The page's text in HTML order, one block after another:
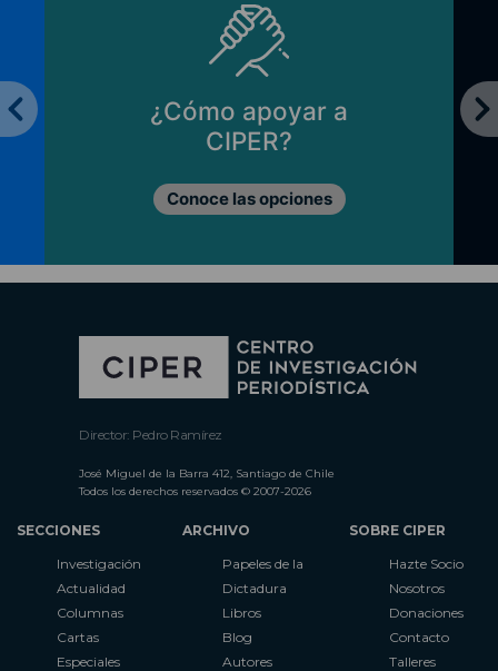
¿Cómo apoyar a
CIPER?
Conoce las opciones
Director: Pedro Ramírez
José Miguel de la Barra 412, Santiago de Chile
Todos los derechos reservados © 2007-2026
SECCIONES
Investigación
Actualidad
Columnas
Cartas
Especiales
ARCHIVO
Papeles de la
Dictadura
Libros
Blog
Autores
SOBRE CIPER
Hazte Socio
Nosotros
Donaciones
Contacto
Talleres